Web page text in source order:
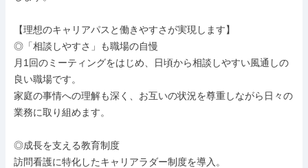
【理想のキャリアパスと働きやすさが実現します】
◎「相談しやすさ」も職場の自慢
月1回のミーティングをはじめ、日頃から相談しやすい風通しの
良い職場です。
家庭の事情への理解も深く、お互いの状況を尊重しながら日々の
業務に取り組めます。
◎成長を支える教育制度
訪問看護に特化したキャリアラダー制度を導入。